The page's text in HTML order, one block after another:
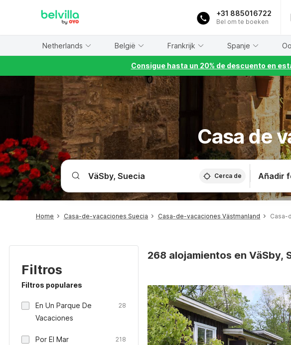
+31 885016722
Bel om te boeken
Netherlands België Frankrijk Spanje
Consigue hasta un 20% de descuento en
Casa de
Cerca de Añadir
Home Casa-de-vacaciones Suecia Casa-de-vacaciones Västmanland Casa-
Filtros
Filtros populares
En Un Parque De
Vacaciones
28
Por El Mar 218
268 alojamientos en VäSby,